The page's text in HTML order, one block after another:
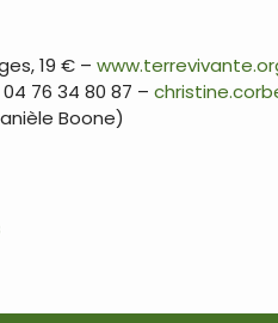
19 € –
76 34 80 87 –
Boone)